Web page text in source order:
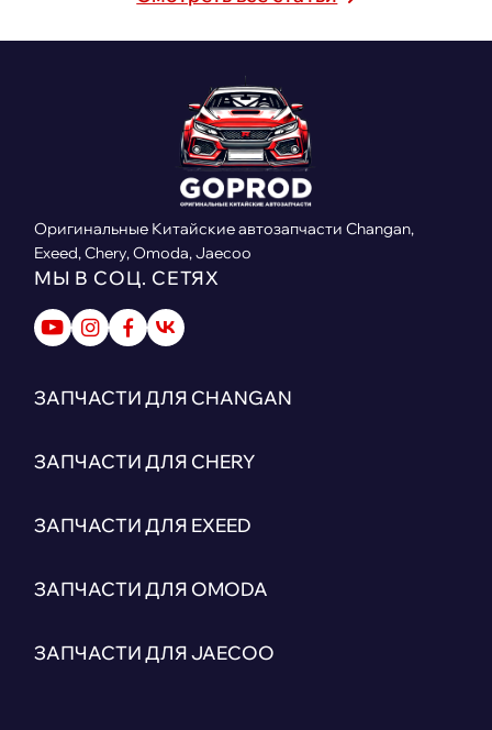
Оригинальные Китайские автозапчасти Changan,
Exeed, Chery, Omoda, Jaecoo
МЫ В СОЦ. СЕТЯХ
ЗАПЧАСТИ ДЛЯ CHANGAN
ЗАПЧАСТИ ДЛЯ CHERY
ЗАПЧАСТИ ДЛЯ EXEED
ЗАПЧАСТИ ДЛЯ OMODA
ЗАПЧАСТИ ДЛЯ JAECOO